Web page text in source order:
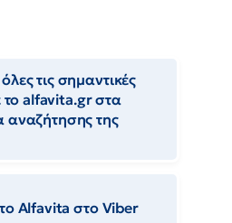
τις σημαντικές
το alfavita.gr στα
αναζήτησης της
Αlfavita στο Viber